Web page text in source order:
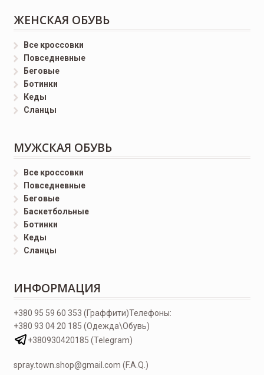
ЖЕНСКАЯ ОБУВЬ
Все кроссовки
Повседневные
Беговые
Ботинки
Кеды
Сланцы
МУЖСКАЯ ОБУВЬ
Все кроссовки
Повседневные
Беговые
Баскетбольные
Ботинки
Кеды
Сланцы
ИНФОРМАЦИЯ
Телефоны:
+380 95 59 60 353 (Граффити)
+380 93 04 20 185 (Одежда\Обувь)
+380930420185 (Telegram)
spray.town.shop@gmail.com (F.A.Q.)